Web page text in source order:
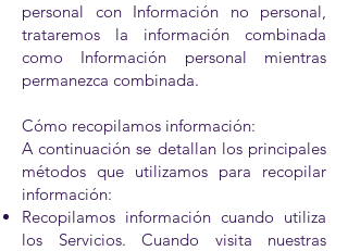
personal con Información no personal,
trataremos la información combinada
como Información personal mientras
permanezca combinada.
Cómo recopilamos información:
A continuación se detallan los principales
métodos que utilizamos para recopilar
información:
Recopilamos información cuando utiliza
los Servicios. Cuando visita nuestras